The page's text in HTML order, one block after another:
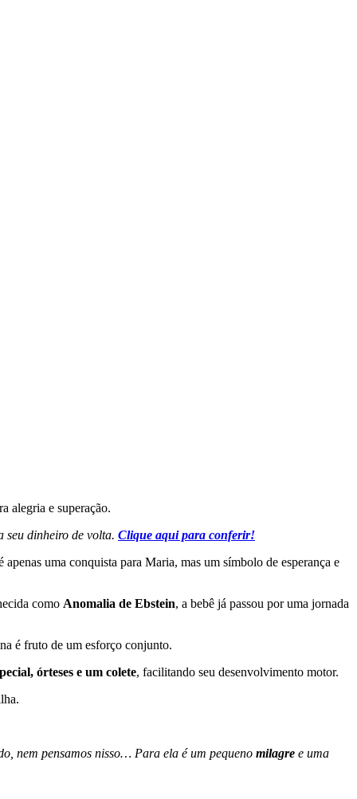
alegria e superação.
seu dinheiro de volta. Clique aqui para conferir!
uma conquista para Maria, mas um símbolo de esperança e
como Anomalia de Ebstein, a bebê já passou por uma jornada
é fruto de um esforço conjunto.
órteses e um colete, facilitando seu desenvolvimento motor.
nem pensamos nisso… Para ela é um pequeno milagre e uma